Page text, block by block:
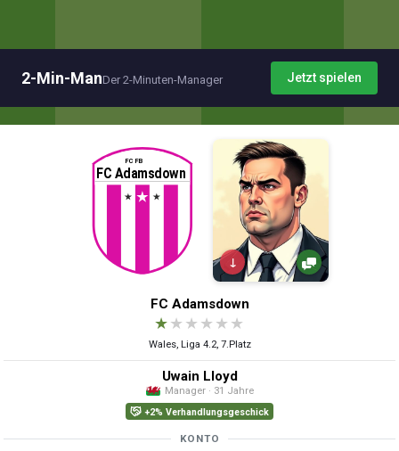
2-Min-ManDer 2-Minuten-Manager Jetzt spielen
↓
FC Adamsdown
★★ ★ ★ ★ ★
Wales, Liga 4.2, 7.Platz
Uwain Lloyd
Manager · 31 Jahre
+2% Verhandlungsgeschick
KONTO